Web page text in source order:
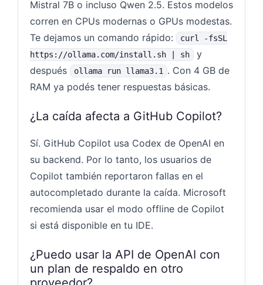
Mistral 7B o incluso Qwen 2.5. Estos modelos
corren en CPUs modernas o GPUs modestas.
Te dejamos un comando rápido:
curl -fsSL
https://ollama.com/install.sh | sh
y
después
ollama run llama3.1
. Con 4 GB de
RAM ya podés tener respuestas básicas.
¿La caída afecta a GitHub Copilot?
Sí. GitHub Copilot usa Codex de OpenAI en
su backend. Por lo tanto, los usuarios de
Copilot también reportaron fallas en el
autocompletado durante la caída. Microsoft
recomienda usar el modo offline de Copilot
si está disponible en tu IDE.
¿Puedo usar la API de OpenAI con
un plan de respaldo en otro